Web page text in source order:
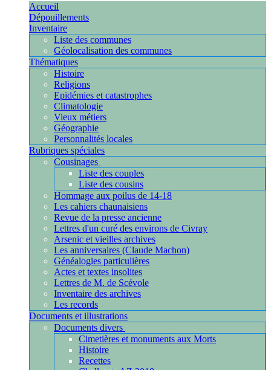
Accueil
Dépouillements
Inventaire
Liste des communes
Géolocalisation des communes
Thématiques
Histoire
Religions
Epidémies et catastrophes
Climatologie
Vieux métiers
Géographie
Personnalités locales
Rubriques spéciales
Cousinages
Liste des couples
Liste des cousins
Hommage aux poilus de 14-18
Les cahiers chaunaisiens
Revue de la presse ancienne
Lettres d'un curé des environs de Civray
Arsenic et vieilles archives
Les anniversaires (Claude Machon)
Généalogies particulières
Actes et textes insolites
Lettres de M. de Scévole
Inventaire des archives
Les records
Documents et illustrations
Documents divers
Cimetières et monuments aux Morts
Histoire
Recettes